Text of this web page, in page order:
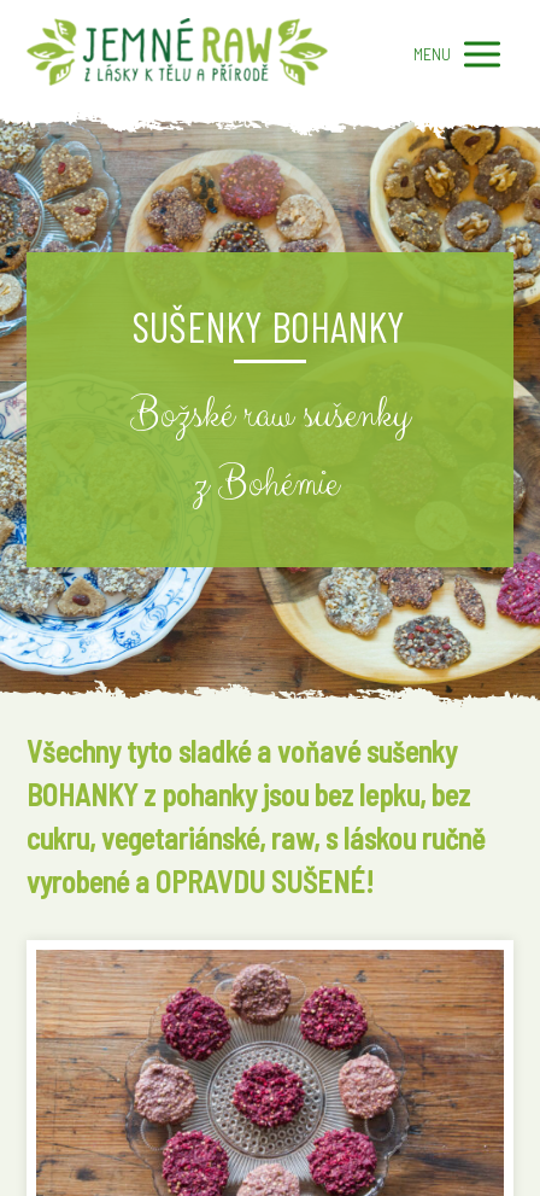
MENU
SUŠENKY BOHANKY
Božské raw sušenky
z Bohémie
Všechny tyto sladké a voňavé sušenky
BOHANKY z pohanky jsou bez lepku, bez
cukru, vegetariánské, raw, s láskou ručně
vyrobené a OPRAVDU SUŠENÉ!